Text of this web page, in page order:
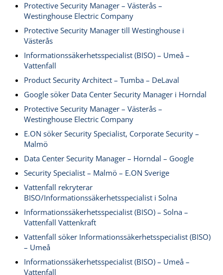
Protective Security Manager – Västerås –
Westinghouse Electric Company
Protective Security Manager till Westinghouse i
Västerås
Informationssäkerhetsspecialist (BISO) – Umeå –
Vattenfall
Product Security Architect – Tumba – DeLaval
Google söker Data Center Security Manager i Horndal
Protective Security Manager – Västerås –
Westinghouse Electric Company
E.ON söker Security Specialist, Corporate Security –
Malmö
Data Center Security Manager – Horndal – Google
Security Specialist – Malmö – E.ON Sverige
Vattenfall rekryterar
BISO/Informationssäkerhetsspecialist i Solna
Informationssäkerhetsspecialist (BISO) – Solna –
Vattenfall Vattenkraft
Vattenfall söker Informationssäkerhetsspecialist (BISO)
– Umeå
Informationssäkerhetsspecialist (BISO) – Umeå –
Vattenfall